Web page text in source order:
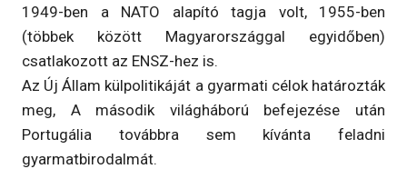
1949-ben a NATO alapító tagja volt, 1955-ben
(többek között Magyarországgal egyidőben)
csatlakozott az ENSZ-hez is.
Az Új Állam külpolitikáját a gyarmati célok határozták
meg, A második világháború befejezése után
Portugália továbbra sem kívánta feladni
gyarmatbirodalmát.